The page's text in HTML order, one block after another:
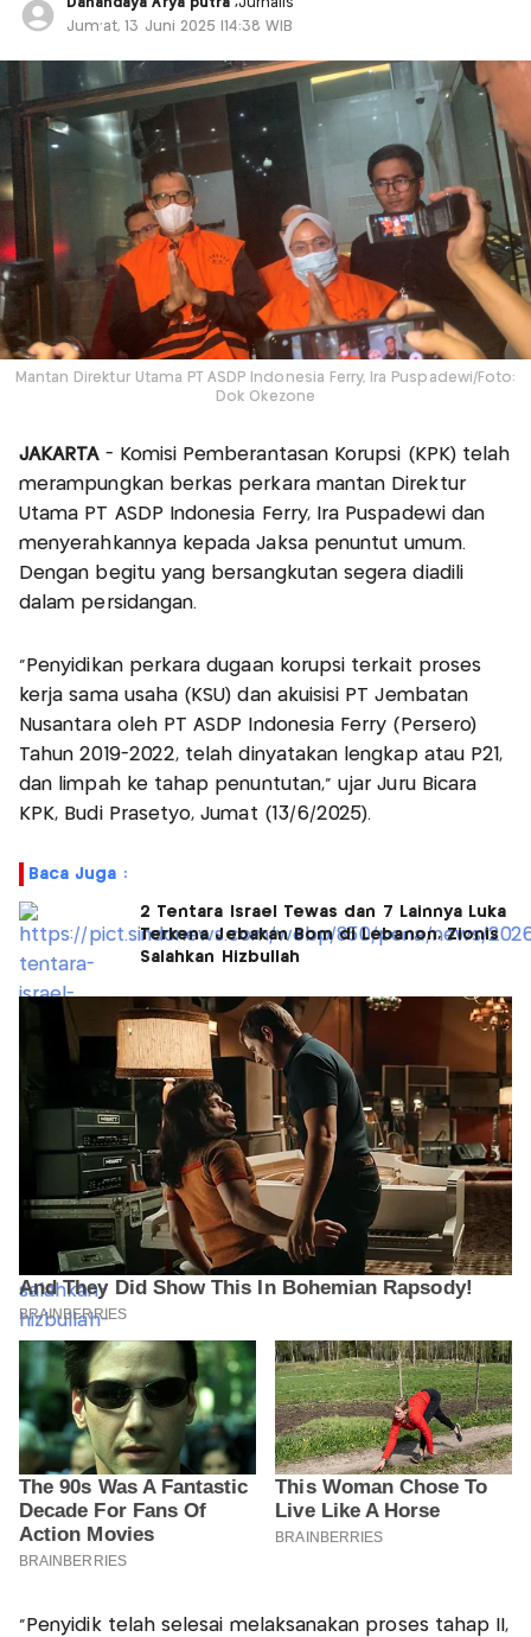
Danandaya Arya putra,Jurnalis
Jum'at, 13 Juni 2025 |14:38 WIB
Mantan Direktur Utama PT ASDP Indonesia Ferry, Ira Puspadewi/Foto:
Dok Okezone
JAKARTA- Komisi Pemberantasan Korupsi (KPK) telah
merampungkan berkas perkara mantan Direktur
Utama PT ASDP Indonesia Ferry, Ira Puspadewi dan
menyerahkannya kepada Jaksa penuntut umum.
Dengan begitu yang bersangkutan segera diadili
dalam persidangan.
"Penyidikan perkara dugaan korupsi terkait proses
kerja sama usaha (KSU) dan akuisisi PT Jembatan
Nusantara oleh PT ASDP Indonesia Ferry (Persero)
Tahun 2019-2022, telah dinyatakan lengkap atau P21,
dan limpah ke tahap penuntutan," ujar Juru Bicara
KPK, Budi Prasetyo, Jumat (13/6/2025).
Baca Juga :
2 Tentara Israel Tewas dan 7 Lainnya Luka
Terkena Jebakan Bom di Lebanon, Zionis
Salahkan Hizbullah
"Penyidik telah selesai melaksanakan proses tahap II,